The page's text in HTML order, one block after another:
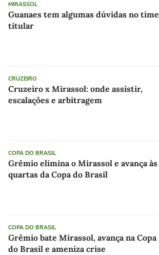
MIRASSOL
Guanaes tem algumas dúvidas no time
titular
CRUZEIRO
Cruzeiro x Mirassol: onde assistir,
escalações e arbitragem
COPA DO BRASIL
Grêmio elimina o Mirassol e avança às
quartas da Copa do Brasil
COPA DO BRASIL
Grêmio bate Mirassol, avança na Copa
do Brasil e ameniza crise